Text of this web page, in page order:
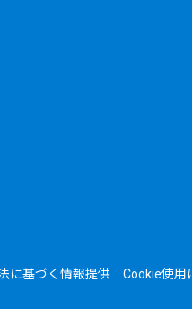
に基づく情報提供 Cookie使用